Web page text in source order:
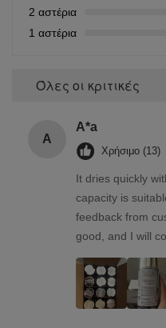
2 αστέρια
1 αστέρια
Όλες οι κριτικές
A
A*a
Χρήσιμο (13)
It dries quickly
capacity is
feedback from
good, and I will